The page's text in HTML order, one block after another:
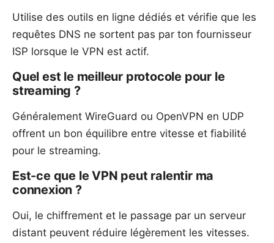
Utilise des outils en ligne dédiés et vérifie que les
requêtes DNS ne sortent pas par ton fournisseur
ISP lorsque le VPN est actif.
Quel est le meilleur protocole pour le
streaming ?
Généralement WireGuard ou OpenVPN en UDP
offrent un bon équilibre entre vitesse et fiabilité
pour le streaming.
Est-ce que le VPN peut ralentir ma
connexion ?
Oui, le chiffrement et le passage par un serveur
distant peuvent réduire légèrement les vitesses.